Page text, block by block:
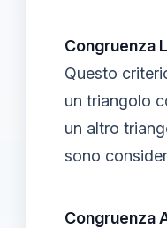
Congruenza
Questo
un triangolo
un altro
sono
Congruenza